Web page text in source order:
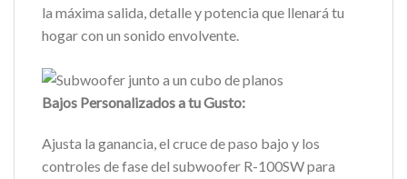
la máxima salida, detalle y potencia que llenará tu
hogar con un sonido envolvente.
Bajos Personalizados a tu Gusto:
Ajusta la ganancia, el cruce de paso bajo y los
controles de fase del subwoofer R-100SW para